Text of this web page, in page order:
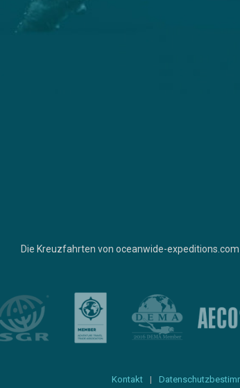
Die Kreuzfahrten von oceanwide-
Kontakt